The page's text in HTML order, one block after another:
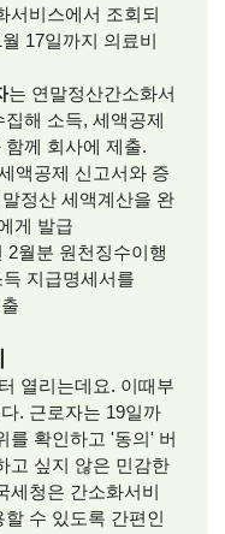
서비스에서 조회되
17일까지 의료비
는 연말정산간소화서
해 소득, 세액공제
께 회사에 제출.
액공제 신고서와 증
정산 세액계산을 완
게 발급
2월분 원천징수이행
지급명세서를
열리는데요. 이때부
. 근로자는 19일까
를 확인하고 '동의' 버
고 싶지 않은 민감한
세청은 간소화서비
수 있도록 간편인